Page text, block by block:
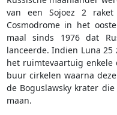
van een Sojoez 2
Cosmodrome in het
maal sinds 1976 dat
lanceerde. Indien Luna
het ruimtevaartuig enkele
buur cirkelen waarna
de Boguslawsky krater
maan.